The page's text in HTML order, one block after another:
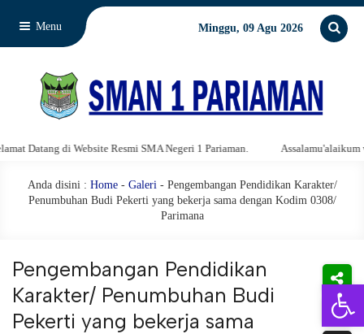
Menu Minggu, 09 Agu 2026
Resmi SMA Negeri 1 Pariaman. Assalamu'alaikum warahmatullahi
Anda disini : Home- Galeri- Pengembangan Pendidikan Karakter/
Penumbuhan Budi Pekerti yang bekerja sama dengan Kodim 0308/
Parimana
Pengembangan Pendidikan
Karakter/ Penumbuhan Budi
Pekerti yang bekerja sama